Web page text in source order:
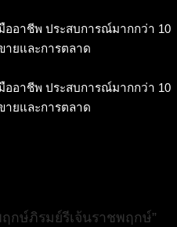
อาชีพ ประสบการณ์มากกว่า 10
ายและการตลาด
อาชีพ ประสบการณ์มากกว่า 10
ายและการตลาด
ฤกษ์ภิรมย์รีเจ้นราชพฤกษ์”